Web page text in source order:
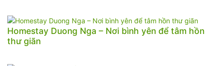
Homestay Duong Nga – Nơi bình yên để tâm hồn
thư giãn